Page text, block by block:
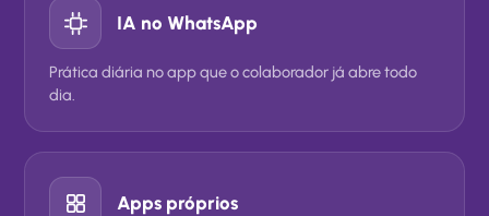
IA no WhatsApp
Prática diária no app que o colaborador já abre todo
dia.
Apps próprios